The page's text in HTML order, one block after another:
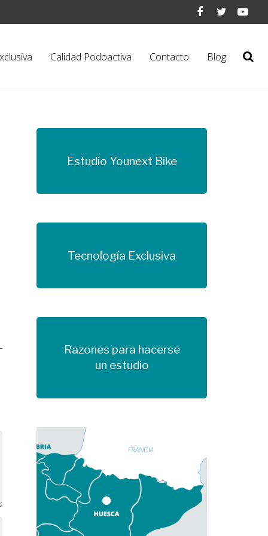
Calidad Podoactiva Contacto Blog
Estudio Younext Bike
Más información
Tecnología Exclusiva
Más información
Razones para hacerse
un estudio
Más información